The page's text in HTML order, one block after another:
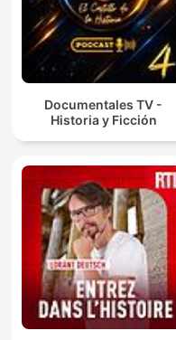
Documentales TV -
Historia y Ficción